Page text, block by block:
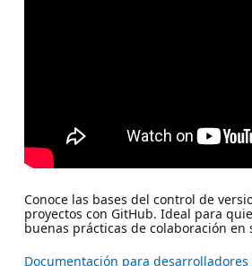
Conoce las bases del control de
proyectos con GitHub. Ideal para
buenas prácticas de colaboración en
Documentación para desarrolladores